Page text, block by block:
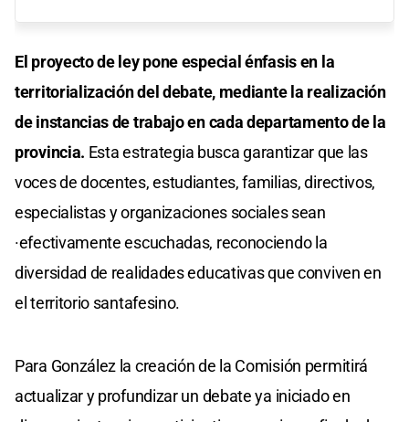
El proyecto de ley pone especial énfasis en la
territorialización del debate, mediante la realización
de instancias de trabajo en cada departamento de la
provincia. Esta estrategia busca garantizar que las
voces de docentes, estudiantes, familias, directivos,
especialistas y organizaciones sociales sean
·efectivamente escuchadas, reconociendo la
diversidad de realidades educativas que conviven en
el territorio santafesino.
Para González la creación de la Comisión permitirá
actualizar y profundizar un debate ya iniciado en